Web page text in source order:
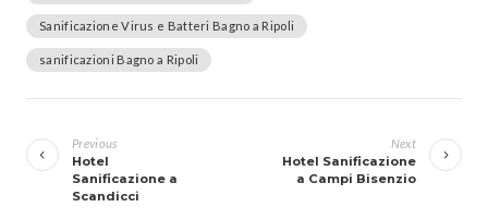
Sanificazione Virus e Batteri Bagno a Ripoli
sanificazioni Bagno a Ripoli
articoli
Previous
Hotel
Sanificazione a
Scandicci
Next
Hotel Sanificazione
a Campi Bisenzio